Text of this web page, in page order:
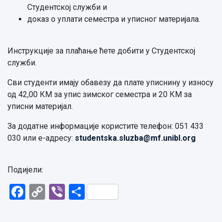
Студентској служби и
доказ о уплати семестра и уписног материјала.
Инструкције за плаћање ћете добити у Студентској
служби.
Сви студенти имају обавезу да плате уписнину у износу
од 42,00 КМ за упис зимског семестра и 20 КМ за
уписни материјал.
За додатне информације користите телефон: 051 433
030 или е-адресу: studentska.sluzba@mf.unibl.org
Подијели:
Facebook
CopyViberShare